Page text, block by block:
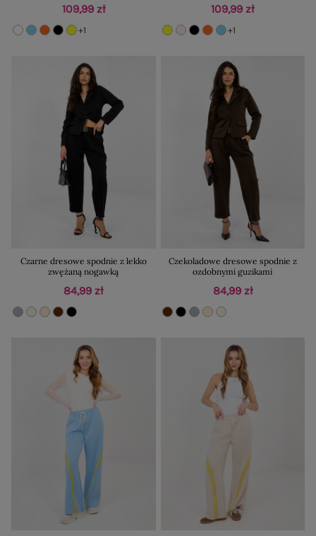
109,99 zł
+1
109,99 zł
+1
Czarne dresowe spodnie z lekko
zwężaną nogawką
84,99 zł
Czekoladowe dresowe spodnie z
ozdobnymi guzikami
84,99 zł